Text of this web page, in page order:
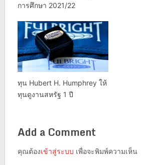
การศึกษา 2021/22
ทุน Hubert H. Humphrey ให้
ทุนดูงานสหรัฐ 1 ปี
Add a Comment
คุณต้องเข้าสู่ระบบ เพื่อจะพิมพ์ความเห็น